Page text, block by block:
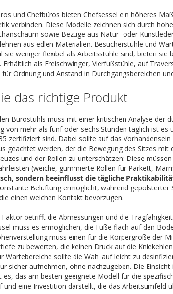
und Chefbüros bieten Chefsessel ein höheres
verbinden. Diese Modelle zeichnen sich durch
sowie Bezüge aus Natur- oder
aus edlen Materialien. Besucherstühle und
sie weniger flexibel als Arbeitsstühle sind, bieten
Erhältlich als Freischwinger, Vierfußstühle, auf
Ordnung und Anstand in Durchgangsbereichen
das richtige Produkt
Bürostuhls muss mit einer kritischen Analyse der
von mehr als fünf oder sechs Stunden täglich ist
zertifiziert sind. Dabei sollte auf das
geachtet werden, der die Bewegung des Sitzes
und der Rollen zu unterschätzen: Diese
(weiche, gummierte Rollen für Parkett,
sondern beeinflusst die tägliche
Belüftung ermöglicht, während
einen weichen Kontakt bevorzugen.
betrifft die Abmessungen und die
muss es ermöglichen, die Füße flach auf den
muss einen für die Körpergröße der
zu bewerten, die keinen Druck auf die
Wartebereiche sollte die Wahl auf leicht zu
sicher aufnehmen, ohne nachzugeben. Die
das am besten geeignete Modell für die
und eine Investition darstellt, die das Arbeitsumfeld